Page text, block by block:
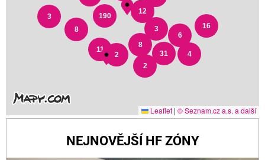
3
2
16
2
6
4
8
31
3
12
8
11
190
Leaflet | © Seznam.cz a.s. a další
NEJNOVĚJŠÍ HF ZÓNY